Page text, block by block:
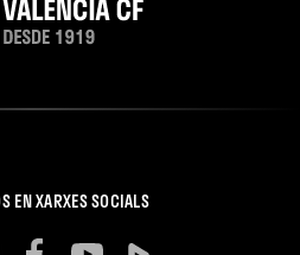
EN XARXES SOCIALS